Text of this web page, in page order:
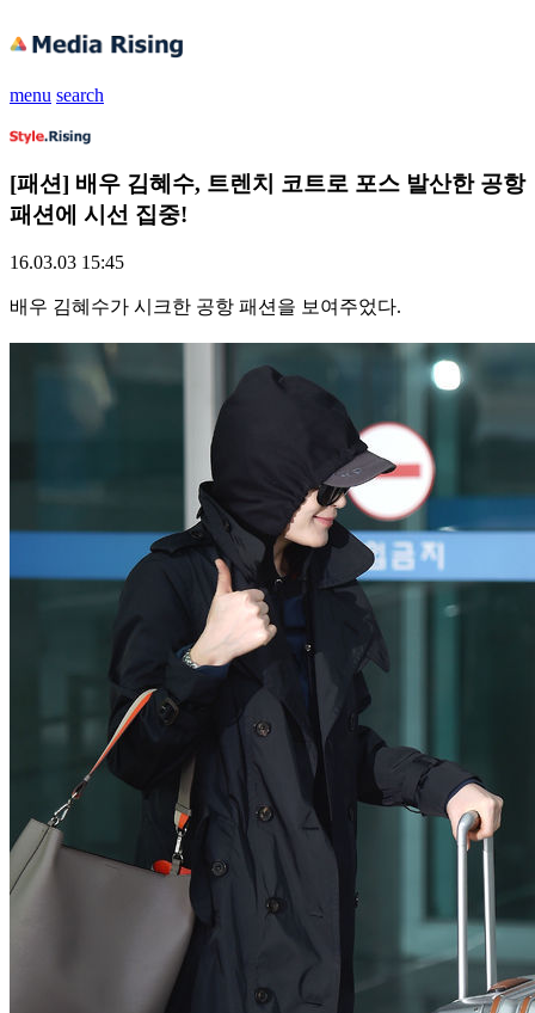
menu search
[패션] 배우 김혜수, 트렌치 코트로 포스 발산한 공항
패션에 시선 집중!
16.03.03 15:45
배우 김혜수가 시크한 공항 패션을 보여주었다.